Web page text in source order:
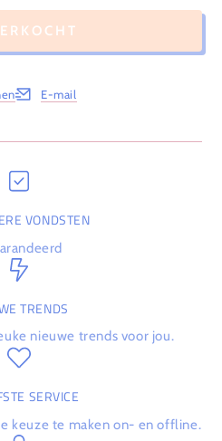
venster.
nieuw venster.
E-mail
Opent in een nieuw venster.
VONDSTEN
TRENDS
nieuwe trends voor jou.
SERVICE
keuze te maken on- en offline.